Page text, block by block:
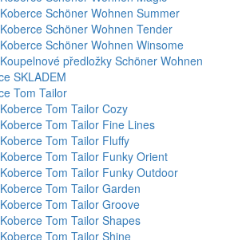
Koberce Schöner Wohnen Summer
Koberce Schöner Wohnen Tender
Koberce Schöner Wohnen Winsome
Koupelnové předložky Schöner Wohnen
SKLADEM
Tom Tailor
Koberce Tom Tailor Cozy
Koberce Tom Tailor Fine Lines
Koberce Tom Tailor Fluffy
Koberce Tom Tailor Funky Orient
Koberce Tom Tailor Funky Outdoor
Koberce Tom Tailor Garden
Koberce Tom Tailor Groove
Koberce Tom Tailor Shapes
Koberce Tom Tailor Shine